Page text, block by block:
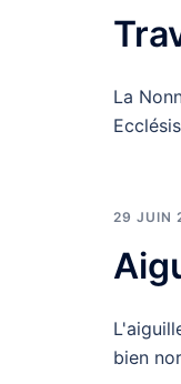
La
29 JUIN
bien